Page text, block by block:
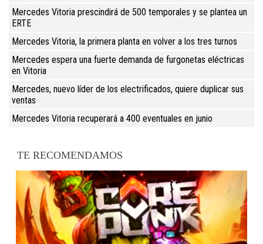
Mercedes Vitoria prescindirá de 500 temporales y se plantea un
ERTE
Mercedes Vitoria, la primera planta en volver a los tres turnos
Mercedes espera una fuerte demanda de furgonetas eléctricas
en Vitoria
Mercedes, nuevo líder de los electrificados, quiere duplicar sus
ventas
Mercedes Vitoria recuperará a 400 eventuales en junio
TE RECOMENDAMOS